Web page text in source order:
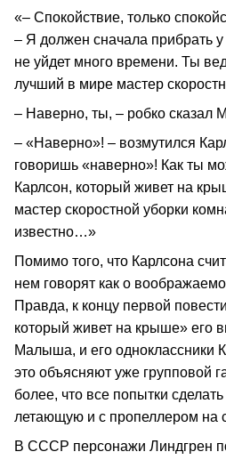
«– Спокойствие, только
– Я должен сначала прибрать
не уйдет много времени. Ты
лучший в мире мастер
– Наверно, ты, – робко сказал
– «Наверно»! – возмутился
говоришь «наверно»! Как ты
Карлсон, который живет на
мастер скоростной уборки
известно…»
Помимо того, что Карлсона
нем говорят как о
Правда, к концу первой
который живет на крыше» его
Малыша, и его одноклассники
это объясняют уже групповой
более, что все попытки
летающую и с пропеллером на
В СССР персонажи Линдгрен